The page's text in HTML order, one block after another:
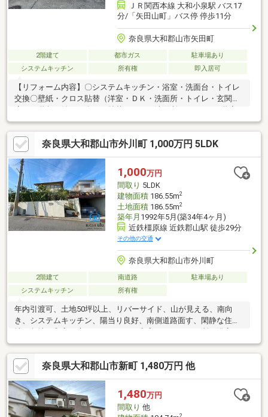
ＪＲ関西本線 大和小泉駅 バス17
分/「矢田山町」バス停 停歩11分
奈良県大和郡山市矢田町
2階建て 都市ガス
駐車場あり
システムキッチン
所有権 即入居可
【リフォーム内容】〇システムキッチン・浴室・洗面台・トイレ
交換〇壁紙・クロス貼替（洋室・ＤＫ・洗面所・トイレ・玄関・
下・1階洋室）〇和室畳表替え・障子・襖張替〇ハウスクリーニン
グ*駐車可能台数は車種によります【周辺環境】〇大和郡山市立矢
田小学校まで約2000ｍ〇大和郡山市立郡山西中学校まで約2700ｍ
〇ローソン大和郡山新町まで約1100ｍ〇ハッスル5大和郡山店ま
で約1600ｍ〇ドラッグストア木のうたまで約1600ｍ〇産場市場よ
ってって大和郡山店まで約2300ｍ
奈良県大和郡山市外川町 1,000万円 5LDK
1,000万円
間取り 5LDK
建物面積186.55m2
土地面積186.55m2
築年月 1992年5月(築34年4ヶ月)
近鉄橿原線 近鉄郡山駅 徒歩29分
その他の交通
奈良県大和郡山市外川町
2階建て 南道路
駐車場あり
システムキッチン
所有権
年内引渡可、土地50坪以上、リバーサイド、山が見える、南向
き、システムキッチン、陽当り良好、南側道路面す、閑静な住宅
坪以上、２階建、南面バルコニー、南庭、ＴＶモニタ付インター
ホン、前面棟無、通風良好、眺望良好、平坦地、周辺交通量少な
め、隣家との間隔が大きい
奈良県大和郡山市新町 1,480万円 他
1,480万円
間取り 他